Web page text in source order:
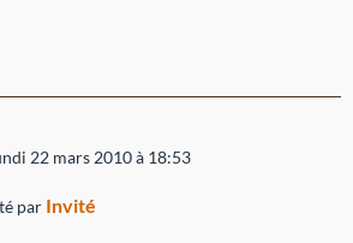
22 mars 2010 à 18:53
par Invité